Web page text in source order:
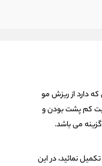
دارد از ریزش مو
کم پشت بودن و
می باشد.
نمائید، در این